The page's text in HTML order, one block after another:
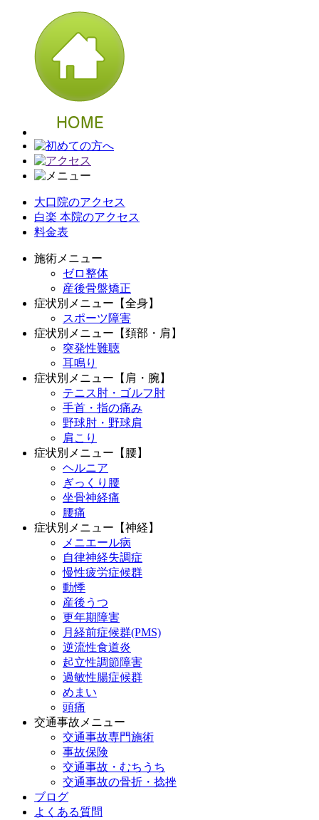
大口院のアクセス
白楽 本院のアクセス
料金表
施術メニュー
ゼロ整体
産後骨盤矯正
症状別メニュー【全身】
スポーツ障害
症状別メニュー【頚部・肩】
突発性難聴
耳鳴り
症状別メニュー【肩・腕】
テニス肘・ゴルフ肘
手首・指の痛み
野球肘・野球肩
肩こり
症状別メニュー【腰】
ヘルニア
ぎっくり腰
坐骨神経痛
腰痛
症状別メニュー【神経】
メニエール病
自律神経失調症
慢性疲労症候群
動悸
産後うつ
更年期障害
月経前症候群(PMS)
逆流性食道炎
起立性調節障害
過敏性腸症候群
めまい
頭痛
交通事故メニュー
交通事故専門施術
事故保険
交通事故・むちうち
交通事故の骨折・捻挫
ブログ
よくある質問